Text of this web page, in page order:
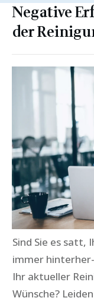
Negative
der
Sind Sie es satt,
immer
Ihr aktueller
Wünsche?